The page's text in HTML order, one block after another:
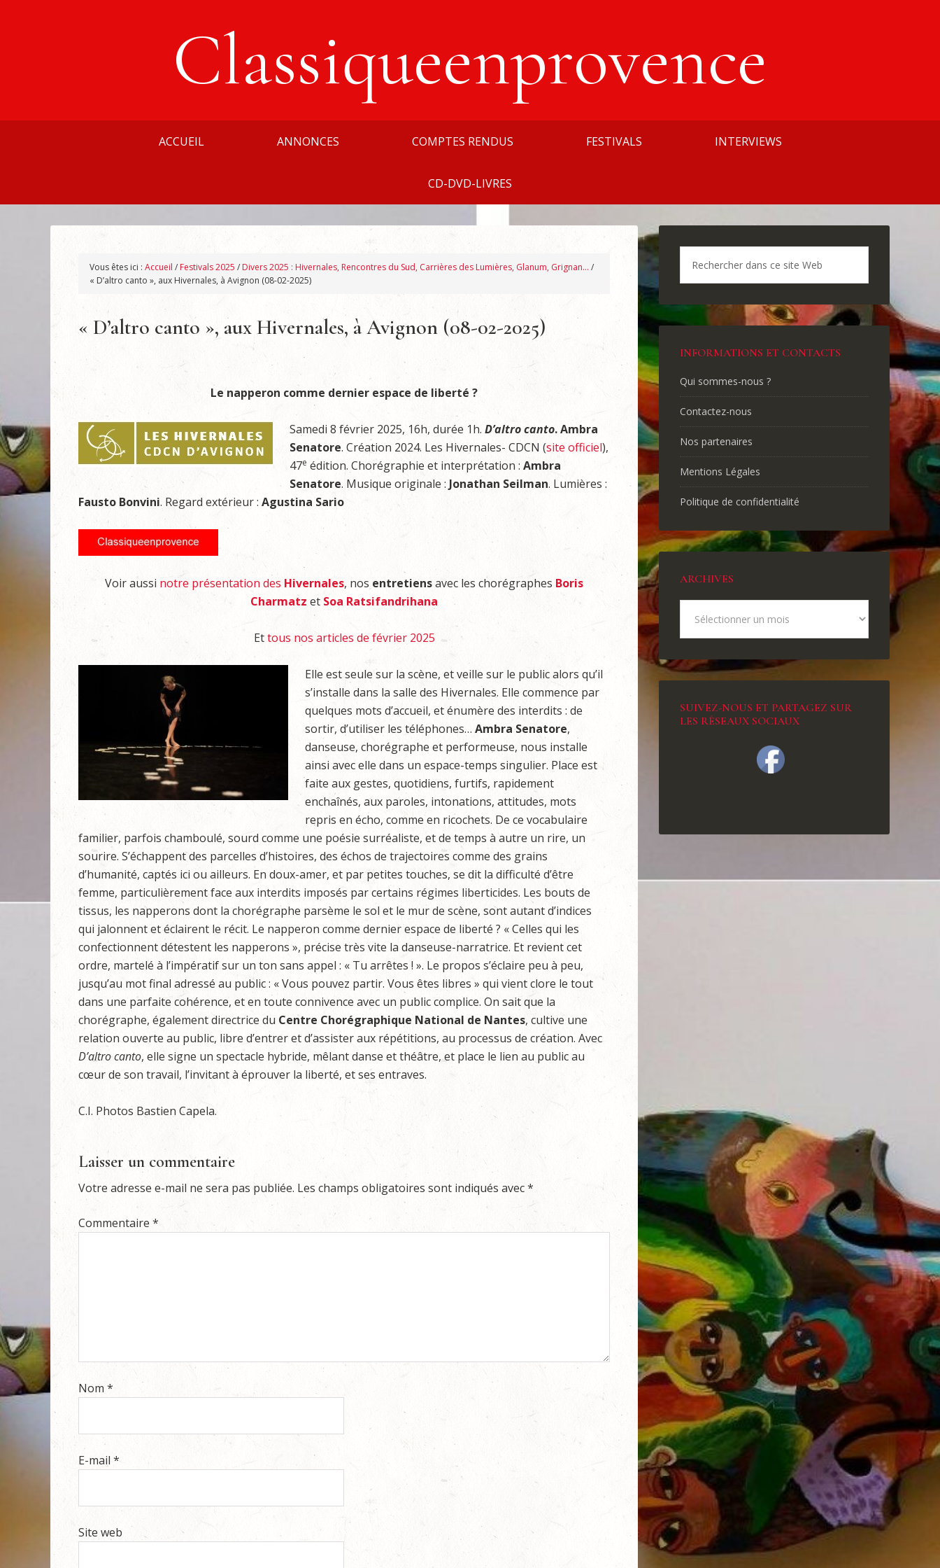
Classiqueenprovence
ACCUEIL ANNONCES COMPTES RENDUS FESTIVALS INTERVIEWS
CD-DVD-LIVRES
Vous êtes ici : Accueil / Festivals 2025 / Divers 2025 : Hivernales, Rencontres du Sud, Carrières des Lumières, Glanum, Grignan… /
« D’altro canto », aux Hivernales, à Avignon (08-02-2025)
« D’altro canto », aux Hivernales, à Avignon (08-02-2025)
Le napperon comme dernier espace de liberté ?
Samedi 8 février 2025, 16h, durée 1h. D’altro canto. Ambra
Senatore. Création 2024. Les Hivernales- CDCN (site officiel),
47e édition. Chorégraphie et interprétation : Ambra
Senatore. Musique originale : Jonathan Seilman. Lumières :
Fausto Bonvini. Regard extérieur : Agustina Sario
Voir aussi notre présentation des Hivernales, nos entretiensavec les chorégraphes Boris
Charmatz et Soa Ratsifandrihana
Ettous nos articles de février 2025
Elle est seule sur la scène, et veille sur le public alors qu’il
s’installe dans la salle des Hivernales. Elle commence par
quelques mots d’accueil, et énumère des interdits : de
sortir, d’utiliser les téléphones… Ambra Senatore,
danseuse, chorégraphe et performeuse, nous installe
ainsi avec elle dans un espace-temps singulier. Place est
faite aux gestes, quotidiens, furtifs, rapidement
enchaînés, aux paroles, intonations, attitudes, mots
repris en écho, comme en ricochets. De ce vocabulaire
familier, parfois chamboulé, sourd comme une poésie surréaliste, et de temps à autre un rire, un
sourire. S’échappent des parcelles d’histoires, des échos de trajectoires comme des grains
d’humanité, captés ici ou ailleurs. En doux-amer, et par petites touches, se dit la difficulté d’être
femme, particulièrement face aux interdits imposés par certains régimes liberticides. Les bouts de
tissus, les napperons dont la chorégraphe parsème le sol et le mur de scène, sont autant d’indices
qui jalonnent et éclairent le récit. Le napperon comme dernier espace de liberté ? « Celles qui les
confectionnent détestent les napperons », précise très vite la danseuse-narratrice. Et revient cet
ordre, martelé à l’impératif sur un ton sans appel : « Tu arrêtes ! ». Le propos s’éclaire peu à peu,
jusqu’au mot final adressé au public : « Vous pouvez partir. Vous êtes libres » qui vient clore le tout
dans une parfaite cohérence, et en toute connivence avec un public complice. On sait que la
chorégraphe, également directrice du Centre Chorégraphique National de Nantes, cultive une
relation ouverte au public, libre d’entrer et d’assister aux répétitions, au processus de création. Avec
D’altro canto, elle signe un spectacle hybride, mêlant danse et théâtre, et place le lien au public au
cœur de son travail, l’invitant à éprouver la liberté, et ses entraves.
C.I. Photos Bastien Capela.
Laisser un commentaire
Votre adresse e-mail ne sera pas publiée. Les champs obligatoires sont indiqués avec*
Commentaire *
Nom *
E-mail *
Site web
INFORMATIONS ET CONTACTS
Qui sommes-nous ?
Contactez-nous
Nos partenaires
Mentions Légales
Politique de confidentialité
ARCHIVES
SUIVEZ-NOUS ET PARTAGEZ SUR
LES RÉSEAUX SOCIAUX